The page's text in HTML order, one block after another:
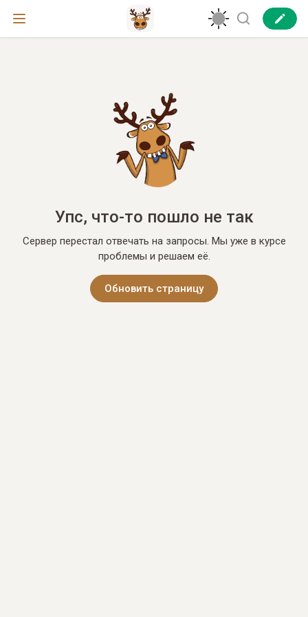
Упс, что-то пошло не так
Сервер перестал отвечать на запросы. Мы уже в курсе
проблемы и решаем её.
Обновить страницу